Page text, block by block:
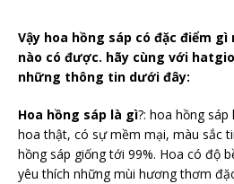
Vậy hoa hồng sáp có đặc điểm
nào có được. hãy cùng với
những thông tin dưới đây:
Hoa hồng sáp là gì?: hoa hồng
hoa thật, có sự mềm mại, màu sắc
hồng sáp giống tới 99%. Hoa có độ
yêu thích những mùi hương thơm